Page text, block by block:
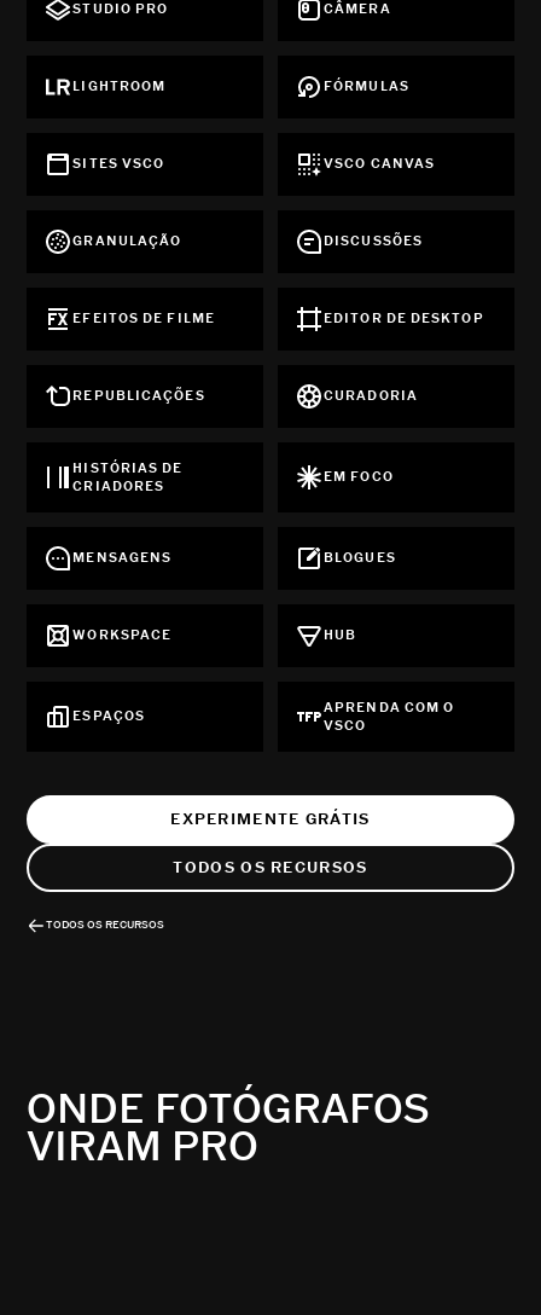
STUDIO PRO CÂMERA
LIGHTROOM FÓRMULAS
SITES VSCO VSCO CANVAS
GRANULAÇÃO DISCUSSÕES
EFEITOS DE FILME EDITOR DE DESKTOP
REPUBLICAÇÕES CURADORIA
HISTÓRIAS DE
CRIADORES
EM FOCO
MENSAGENS BLOGUES
WORKSPACE HUB
ESPAÇOS
APRENDA COM O
VSCO
EXPERIMENTE GRÁTIS
TODOS OS RECURSOS
TODOS OS RECURSOS
ONDE FOTÓGRAFOS
VIRAM PRO